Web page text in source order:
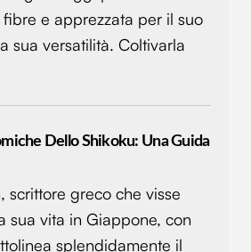
e apprezzata per il suo
sua versatilità. Coltivarla
Dello Shikoku: Una Guida
scrittore greco che visse
sua vita in Giappone, con
splendidamente il